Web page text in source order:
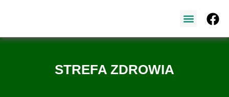
STREFA ZDROWIA